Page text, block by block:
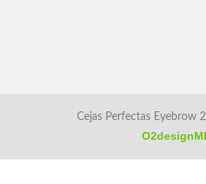
Cejas Perfectas Eyebrow